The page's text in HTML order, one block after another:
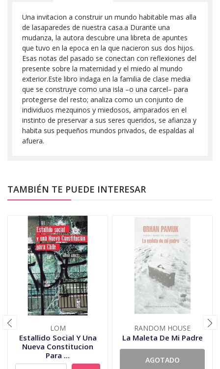
Una invitacion a construir un mundo habitable mas alla
de lasaparedes de nuestra casa.a Durante una
mudanza, la autora descubre una libreta de apuntes
que tuvo en la epoca en la que nacieron sus dos hijos.
Esas notas del pasado se conectan con reflexiones del
presente sobre la maternidad y el miedo al mundo
exterior.Este libro indaga en la familia de clase media
que se construye como una isla –o una carcel– para
protegerse del resto; analiza como un conjunto de
individuos mezquinos y miedosos, amparados en el
instinto de preservar a sus seres queridos, se afianza y
habita sus pequeños mundos privados, de espaldas al
afuera.
TAMBIÉN TE PUEDE INTERESAR
LOM
Estallido Social Y Una
Nueva Constitucion
Para ...
RANDOM HOUSE
La Maleta De Mi Padre
AGOTADO